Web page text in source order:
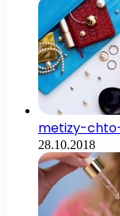
metizy-
28.10.2018